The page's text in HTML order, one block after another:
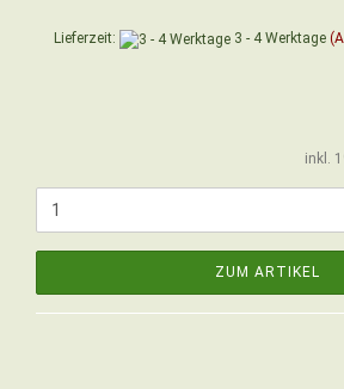
Lieferzeit: 3 - 4 Werktage
inkl.
ZUM ARTIKEL